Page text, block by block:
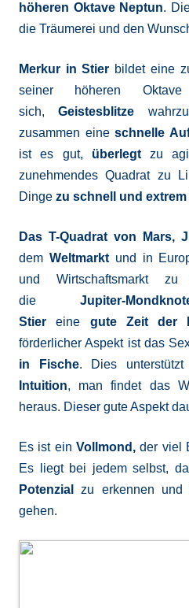
höheren Oktave Neptun.
die Träumerei und den
Merkur in Stier bildet eine
seiner höheren
sich,Geistesblitze
zusammen eine schnelle
ist es gut, überlegtzu
zunehmendes Quadrat zu
Dinge zu schnell und extrem
Das T-Quadrat von Mars,
dem Weltmarktund in
und Wirtschaftsmarkt
die Jupiter-
Stier eine gute Zeit der
förderlicher Aspekt ist das
in Fische. Dies
Intuition, man findet das
heraus. Dieser gute Aspekt
Es ist ein Vollmond,der viel
Es liegt bei jedem selbst,
Potenzial
zu erkennen und
gehen.